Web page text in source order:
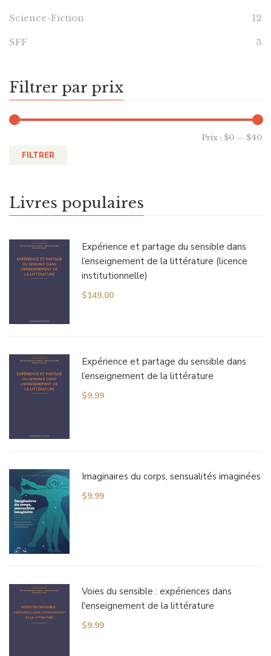
Science-Fiction 12
SFF 3
Filtrer par prix
FILTRER
Prix : $0 — $40
Livres populaires
Expérience et partage du sensible dans
l’enseignement de la littérature (licence
institutionnelle)
$149.00
Expérience et partage du sensible dans
l’enseignement de la littérature
$9.99
Imaginaires du corps, sensualités imaginées
$9.99
Voies du sensible : expériences dans
l'enseignement de la littérature
$9.99